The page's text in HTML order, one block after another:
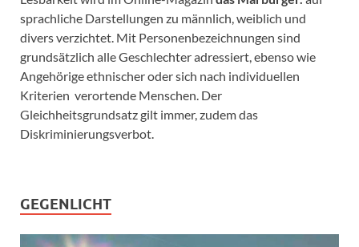
sprachliche Darstellungen zu männlich, weiblich und
divers verzichtet. Mit Personenbezeichnungen sind
grundsätzlich alle Geschlechter adressiert, ebenso wie
Angehörige ethnischer oder sich nach individuellen
Kriterien verortende Menschen. Der
Gleichheitsgrundsatz gilt immer, zudem das
Diskriminierungsverbot.
GEGENLICHT